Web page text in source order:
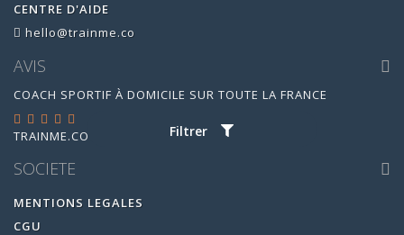
Filtrer
CENTRE D'AIDE
hello@trainme.co
AVIS
COACH SPORTIF À DOMICILE SUR TOUTE LA FRANCE
TRAINME.CO 4.95/5 PAR
SOCIETE
MENTIONS LEGALES
CGU